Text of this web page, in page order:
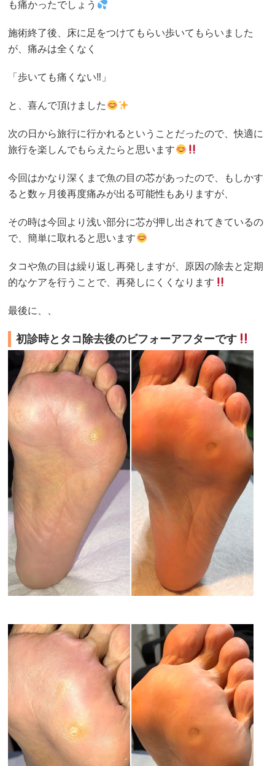
も痛かったでしょう
施術終了後、床に足をつけてもらい歩いてもらいました
が、痛みは全くなく
「歩いても痛くない‼︎」
と、喜んで頂けました
次の日から旅行に行かれるということだったので、快適に
旅行を楽しんでもらえたらと思います
今回はかなり深くまで魚の目の芯があったので、もしかす
ると数ヶ月後再度痛みが出る可能性もありますが、
その時は今回より浅い部分に芯が押し出されてきているの
で、簡単に取れると思います
タコや魚の目は繰り返し再発しますが、原因の除去と定期
的なケアを行うことで、再発しにくくなります
最後に、、
初診時とタコ除去後のビフォーアフターです